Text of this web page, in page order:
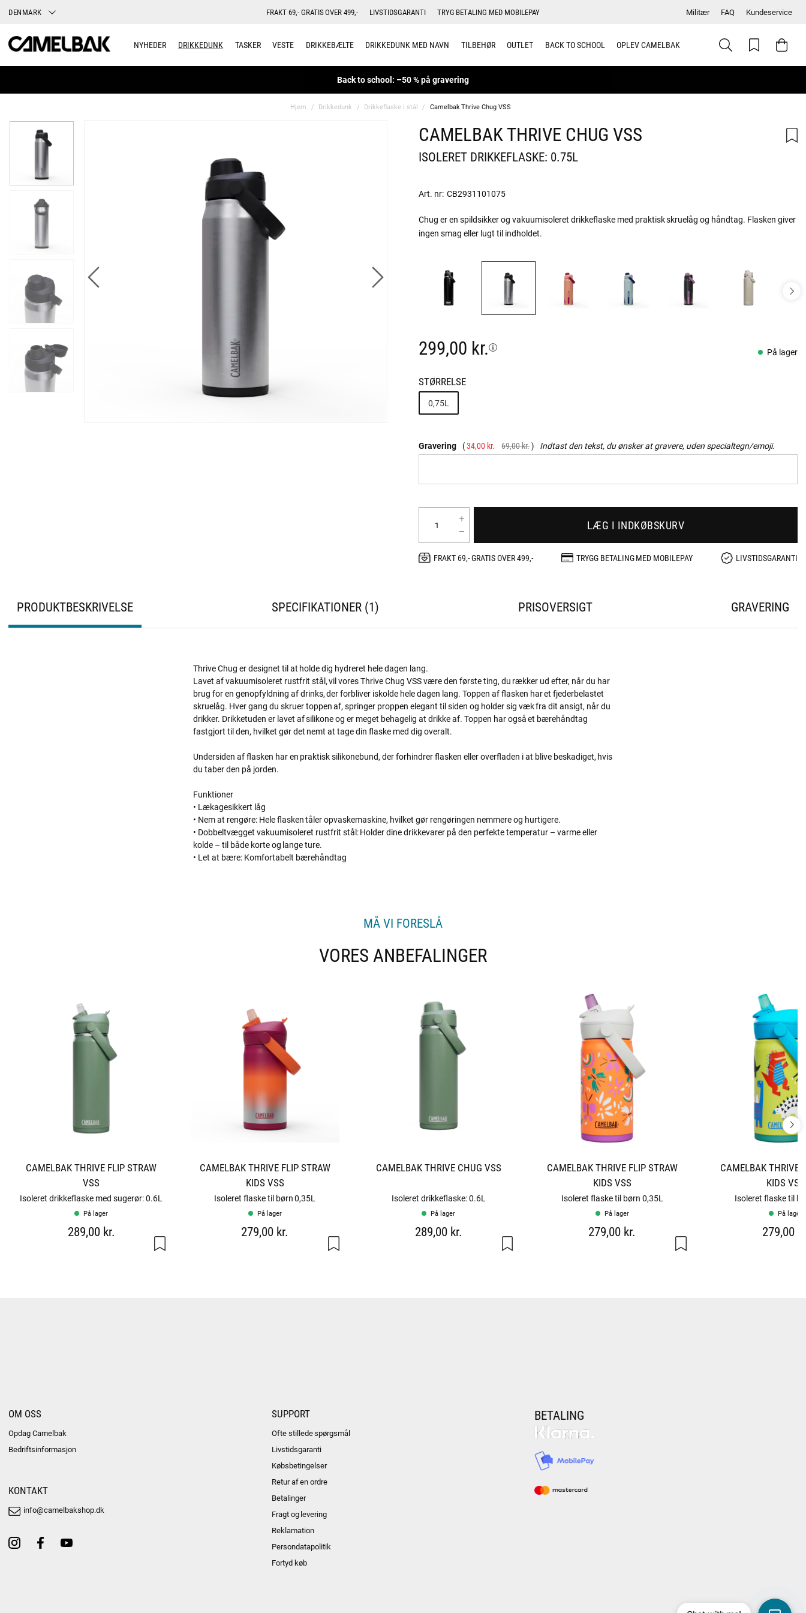
DENMARK FRAKT 69,- GRATIS OVER 499,- LIVSTIDSGARANTI TRYG BETALING MED MOBILEPAY Militær FAQ Kundeservice
NYHEDER DRIKKEDUNK TASKER VESTE DRIKKEBÆLTE DRIKKEDUNK MED NAVN TILBEHØR OUTLET BACK TO SCHOOL OPLEV CAMELBAK
Back to school: –50 % på gravering
Hjem Drikkedunk Drikkeflaske i stål Camelbak Thrive Chug VSS
CAMELBAK THRIVE CHUG VSS
ISOLERET DRIKKEFLASKE: 0.75L
Art. nr: CB2931101075
Chug er en spildsikker og vakuumisoleret drikkeflaske med praktisk skruelåg og håndtag. Flasken giver
ingen smag eller lugt til indholdet.
299,00 kr. På lager
STØRRELSE
0,75L
Gravering 34,00 kr. 69,00 kr. Indtast den tekst, du ønsker at gravere, uden specialtegn/emoji.
LÆG I INDKØBSKURV
FRAKT 69,- GRATIS OVER 499,- TRYGG BETALING MED MOBILEPAY LIVSTIDSGARANTI
PRODUKTBESKRIVELSE SPECIFIKATIONER 1 PRISOVERSIGT GRAVERING
Thrive Chug er designet til at holde dig hydreret hele dagen lang.
Lavet af vakuumisoleret rustfrit stål, vil vores Thrive Chug VSS være den første ting, du rækker ud efter, når du har
brug for en genopfyldning af drinks, der forbliver iskolde hele dagen lang. Toppen af ​​flasken har et fjederbelastet
skruelåg. Hver gang du skruer toppen af, springer proppen elegant til siden og holder sig væk fra dit ansigt, når du
drikker. Drikketuden er lavet af silikone og er meget behagelig at drikke af. Toppen har også et bærehåndtag
fastgjort til den, hvilket gør det nemt at tage din flaske med dig overalt.
Undersiden af ​​flasken har en praktisk silikonebund, der forhindrer flasken eller overfladen i at blive beskadiget, hvis
du taber den på jorden.
Funktioner
• Lækagesikkert låg
• Nem at rengøre: Hele flasken tåler opvaskemaskine, hvilket gør rengøringen nemmere og hurtigere.
• Dobbeltvægget vakuumisoleret rustfrit stål: Holder dine drikkevarer på den perfekte temperatur – varme eller
kolde – til både korte og lange ture.
• Let at bære: Komfortabelt bærehåndtag
MÅ VI FORESLÅ
VORES ANBEFALINGER
CAMELBAK THRIVE FLIP STRAW
VSS
Isoleret drikkeflaske med sugerør: 0.6L
På lager
289,00 kr.
CAMELBAK THRIVE FLIP STRAW
KIDS VSS
Isoleret flaske til børn 0,35L
På lager
279,00 kr.
CAMELBAK THRIVE CHUG VSS
Isoleret drikkeflaske: 0.6L
På lager
289,00 kr.
CAMELBAK THRIVE FLIP STRAW
KIDS VSS
Isoleret flaske til børn 0,35L
På lager
279,00 kr.
CAMELBAK THRIVE
KIDS VSS
Isoleret flaske til
På lager
279,00
OM OSS
Opdag Camelbak
Bedriftsinformasjon
KONTAKT
info@camelbakshop.dk
SUPPORT
Ofte stillede spørgsmål
Livstidsgaranti
Købsbetingelser
Retur af en ordre
Betalinger
Fragt og levering
Reklamation
Persondatapolitik
Fortyd køb
BETALING